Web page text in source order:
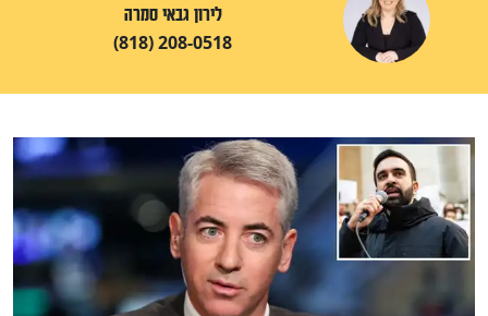
לירון גבאי סמרה
(818) 208-0518